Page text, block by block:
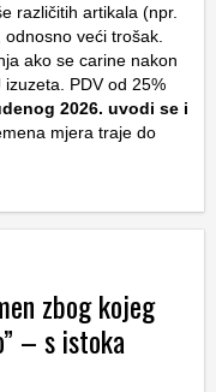
različitih artikala (npr.
veći trošak.
ako se carine nakon
PDV od 25%
2026. uvodi se i
mjera traje do
zbog kojeg
– s istoka